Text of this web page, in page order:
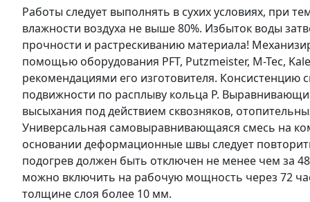
Работы следует выполнять в сухих условиях, при
влажности воздуха не выше 80%. Избыток воды
прочности и растрескиванию материала!
помощью оборудования PFT, Putzmeister, M-Tec,
рекомендациями его изготовителя. Консистенцию
подвижности по расплыву кольца Р.
высыхания под действием сквозняков,
Универсальная самовыравнивающаяся смесь на
основании деформационные швы следует
подогрев должен быть отключен не менее чем за
можно включить на рабочую мощность через 72
толщине слоя более 10 мм.